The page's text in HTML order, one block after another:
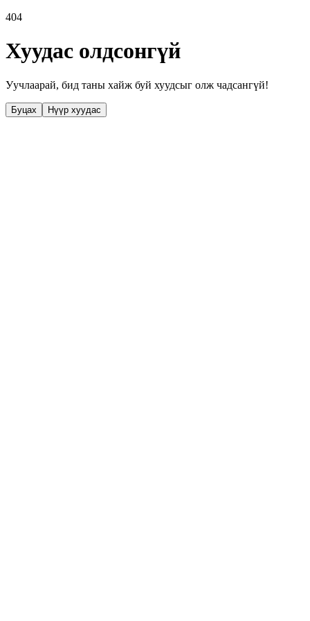
404
Хуудас олдсонгүй
Уучлаарай, бид таны хайж буй хуудсыг олж чадсангүй!
Буцах Нүүр хуудас